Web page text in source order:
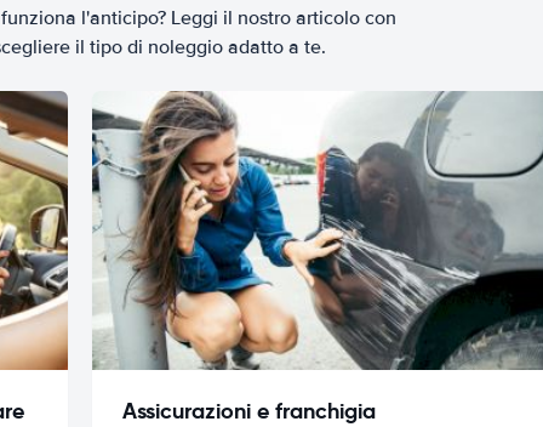
l'anticipo? Leggi il nostro articolo con
il tipo di noleggio adatto a te.
Assicurazioni e franchigia